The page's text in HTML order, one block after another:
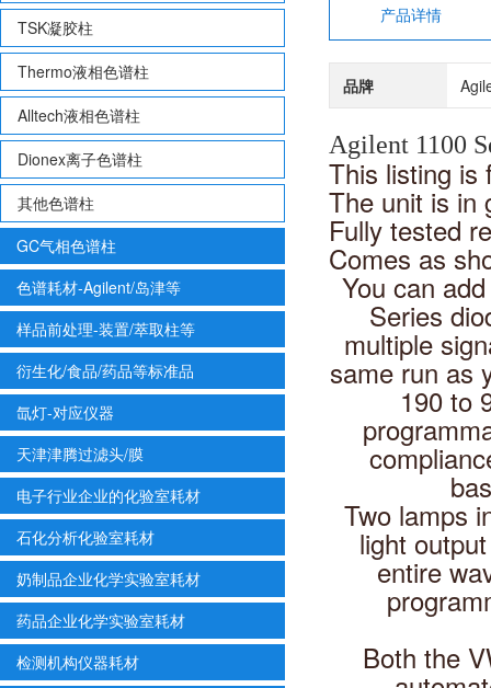
TSK凝胶柱
Thermo液相色谱柱
Alltech液相色谱柱
Dionex离子色谱柱
其他色谱柱
GC气相色谱柱
色谱耗材-Agilent/岛津等
样品前处理-装置/萃取柱等
衍生化/食品/药品等标准品
氙灯-对应仪器
天津津腾过滤头/膜
电子行业企业的化验室耗材
石化分析化验室耗材
奶制品企业化学实验室耗材
药品企业化学实验室耗材
检测机构仪器耗材
产品详情
品牌
Agilent 1100
This listing is
The unit is in
Fully tested
Comes as
You can
Series
multiple
same run as
190 to
Two lamps
light
entire
Both the